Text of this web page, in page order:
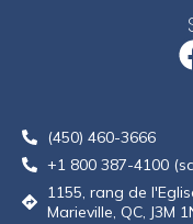
(450) 460-3666
+1 800 387-4100
1155, rang de
Marieville, QC, J3M